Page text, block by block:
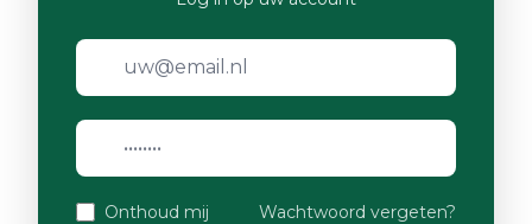
Onthoud mij Wachtwoord vergeten?